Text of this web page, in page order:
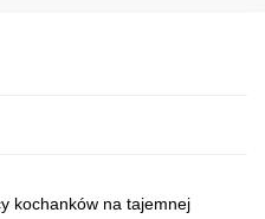
kochanków na tajemnej